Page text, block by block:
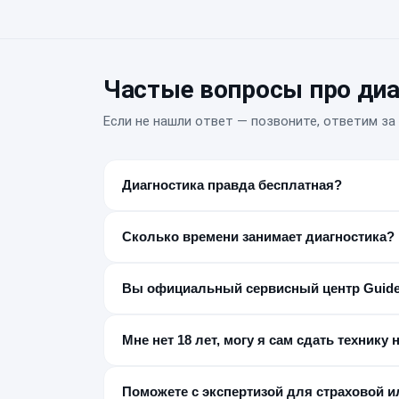
Частые вопросы про
Если не нашли ответ — позвоните, ответим за
Диагностика правда бесплатная?
₽, мы предупреждаем об этом заранее.
Сколько времени занимает диагностика?
Вы официальный сервисный центр
этим нужно обращаться в авторизованный СЦ
Мне нет 18 лет, могу я сам сдать технику
Поможете с экспертизой для страховой